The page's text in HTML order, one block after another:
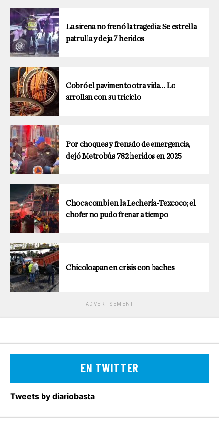
La sirena no frenó la tragedia: Se estrella
patrulla y deja 7 heridos
Cobró el pavimento otra vida… Lo
arrollan con su triciclo
Por choques y frenado de emergencia,
dejó Metrobús 782 heridos en 2025
Choca combi en la Lechería-Texcoco; el
chofer no pudo frenar a tiempo
Chicoloapan en crisis con baches
ADVERTISEMENT
EN TWITTER
Tweets by diariobasta